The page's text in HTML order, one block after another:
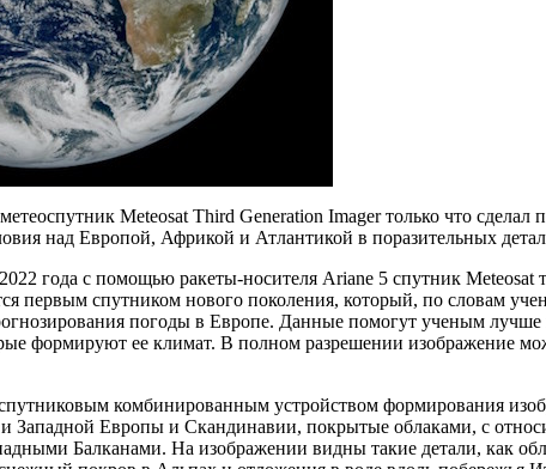
Meteosat Third Generation Imager только что сделал
над Европой, Африкой и Атлантикой в поразительных
года с помощью ракеты-носителя Ariane 5 спутник Meteosat
первым спутником нового поколения, который, по словам
погоды в Европе. Данные помогут ученым
формируют ее климат. В полном разрешении изображение
комбинированным устройством формирования
Западной Европы и Скандинавии, покрытые облаками, с
Балканами. На изображении видны такие детали, как